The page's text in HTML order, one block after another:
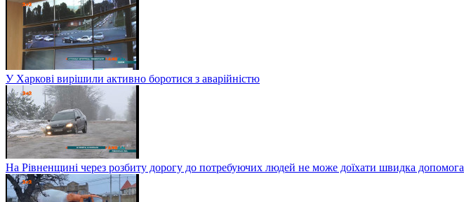
У Харкові вирішили активно боротися з аварійністю
На Рівненщині через розбиту дорогу до потребуючих людей не може доїхати швидка допомога